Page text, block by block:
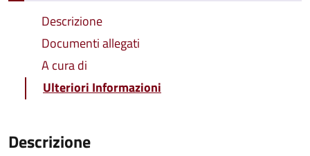
Descrizione
Documenti allegati
A cura di
Ulteriori Informazioni
Descrizione